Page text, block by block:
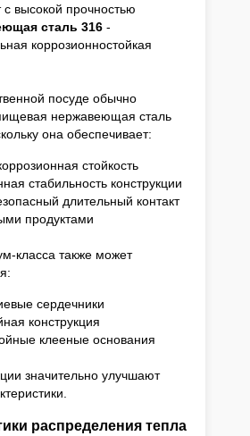
с высокой прочностью
сталь 316 -
коррозионностойкая
посуде обычно
нержавеющая сталь
она обеспечивает:
стойкость
стабильность конструкции
длительный контакт
продуктами
класса также может
сердечники
конструкция
клееные основания
значительно улучшают
распределения тепла